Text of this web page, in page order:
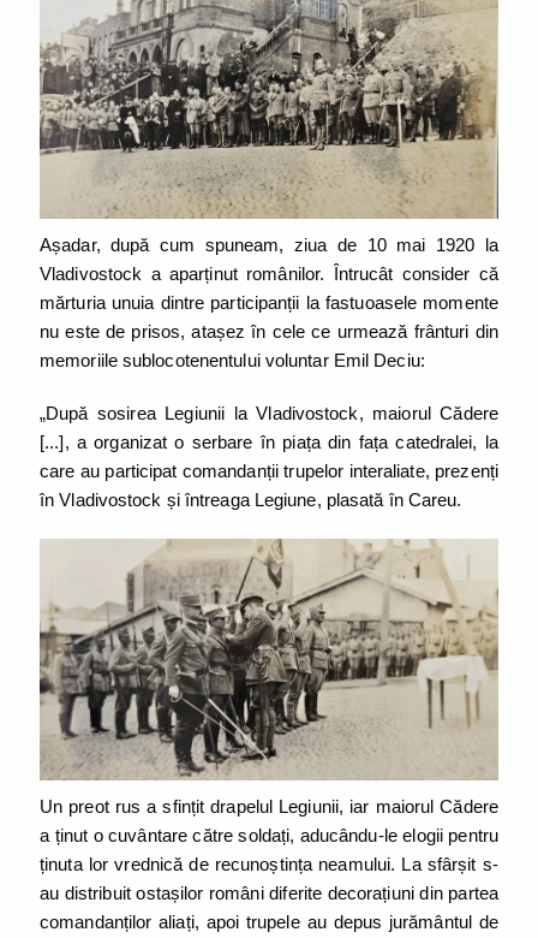
Așadar, după cum spuneam, ziua de 10 mai 1920 la
Vladivostock a aparținut românilor. Întrucât consider că
mărturia unuia dintre participanții la fastuoasele momente
nu este de prisos, atașez în cele ce urmează frânturi din
memoriile sublocotenentului voluntar Emil Deciu:
„După sosirea Legiunii la Vladivostock, maiorul Cădere
[...], a organizat o serbare în piața din fața catedralei, la
care au participat comandanții trupelor interaliate, prezenți
în Vladivostock și întreaga Legiune, plasată în Careu.
Un preot rus a sfințit drapelul Legiunii, iar maiorul Cădere
a ținut o cuvântare către soldați, aducându-le elogii pentru
ținuta lor vrednică de recunoștința neamului. La sfârșit s-
au distribuit ostașilor români diferite decorațiuni din partea
comandanților aliați, apoi trupele au depus jurământul de